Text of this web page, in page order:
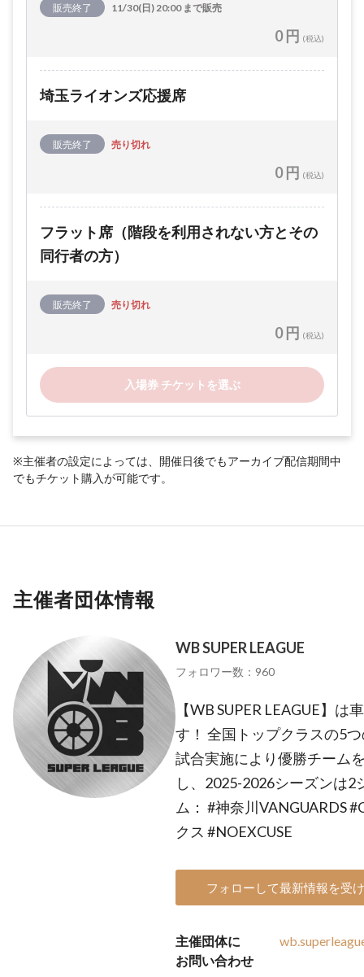
販売終了 11/30(日) 20:00 まで販売
0 円 (税込)
埼玉ライオンズ応援席
販売終了 売り切れ
0 円 (税込)
フラット席（階段を利用されない方とその
同行者の方）
販売終了 売り切れ
0 円 (税込)
入場券 チケットを選ぶ
※主催者の設定によっては、開催日後でもアーカイブ配信期間中
でもチケット購入が可能です。
主催者団体情報
WB SUPER LEAGUE
フォロワー数：960
【WB SUPER LEAGUE】
す！ 全国トップクラスの5
試合実施により優勝チーム
し、2025-2026シーズンは
ム： #神奈川VANGUARDS
クス #NOEXCUSE
フォローして最新情報を受
主催団体に
お問い合わせ